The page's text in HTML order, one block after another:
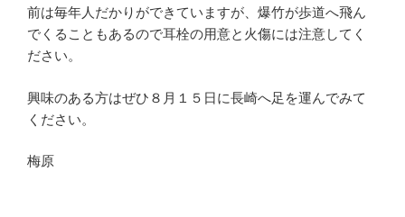
前は毎年人だかりができていますが、爆竹が歩道へ飛ん
でくることもあるので耳栓の用意と火傷には注意してく
ださい。
興味のある方はぜひ８月１５日に長崎へ足を運んでみて
ください。
梅原